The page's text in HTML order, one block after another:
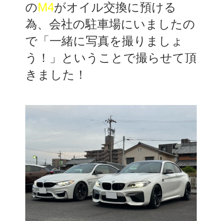
のM4がオイル交換に預ける
為、会社の駐車場にいましたの
で「一緒に写真を撮りましょ
う！」ということで撮らせて頂
きました！